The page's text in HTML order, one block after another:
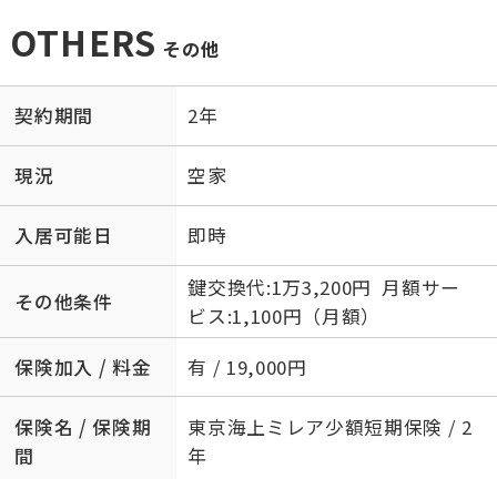
OTHERS その他
契約期間 2年
現況 空家
入居可能日 即時
その他条件
鍵交換代:1万3,200円 月額サー
ビス:1,100円（月額）
保険加入 / 料金
有 / 19,000円
保険名 / 保険期
間
東京海上ミレア少額短期保険 / 2
年